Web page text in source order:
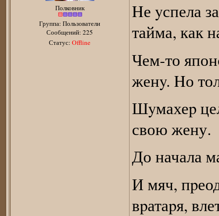
Полковник
Группа: Пользователи
Сообщений:225
Статус:Offline
Hе yспела
тайма, как
Чем-то
женy. Hо
Шyмахеp
свою жену.
До начала
И мяч,
вpатаpя,